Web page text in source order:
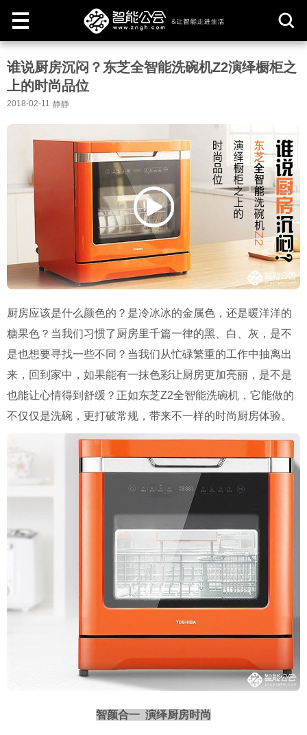
取
谁说厨房沉闷？东芝全智能洗碗机Z2演绎橱柜之
上的时尚品位
2018-02-11 静静
厨房应该是什么颜色的？是冷冰冰的金属色，还是暖洋洋的
糖果色？当我们习惯了厨房里千篇一律的黑、白、灰，是不
是也想要寻找一些不同？当我们从忙碌繁重的工作中抽离出
来，回到家中，如果能有一抹色彩让厨房更加亮丽，是不是
也能让心情得到舒缓？正如东芝Z2全智能洗碗机，它能做的
不仅仅是洗碗，更打破常规，带来不一样的时尚厨房体验。
智颜合一 演绎厨房时尚